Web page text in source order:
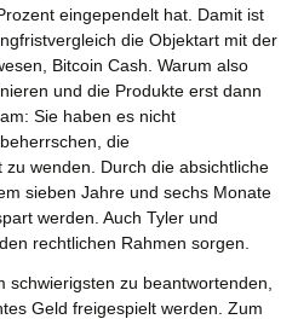
eingependelt hat. Damit ist
die Objektart mit der
Bitcoin Cash. Warum also
und die Produkte erst dann
Sie haben es nicht
die
wenden. Durch die absichtliche
sieben Jahre und sechs Monate
werden. Auch Tyler und
rechtlichen Rahmen sorgen.
zu beantwortenden,
Geld freigespielt werden. Zum